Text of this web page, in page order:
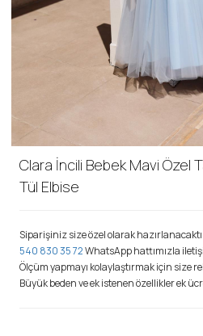
Clara İncili Bebek Mavi Özel
Tül Elbise
Siparişiniz size özel olarak
540 830 35 72WhatsApp hattımızla
Ölçüm yapmayı kolaylaştırmak için size
Büyük beden ve ek istenen özellikler ek